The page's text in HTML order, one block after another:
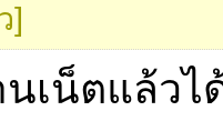
]
เน็ตแล้วไ